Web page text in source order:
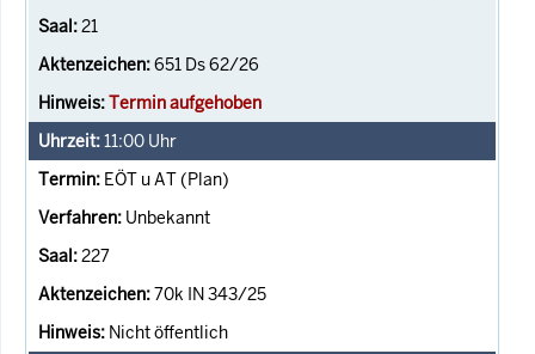
21
651 Ds 62/26
Termin aufgehoben
11:00 Uhr
EÖT u AT (Plan)
Unbekannt
227
70k IN 343/25
Nicht öffentlich